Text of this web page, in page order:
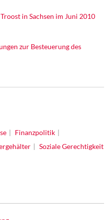
in Sachsen im Juni 2010
zur Besteuerung des
Finanzpolitik
Soziale Gerechtigkeit